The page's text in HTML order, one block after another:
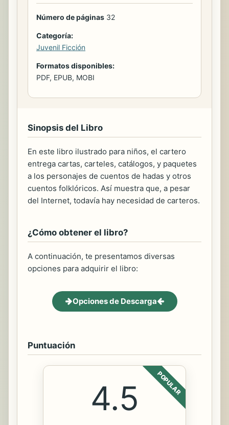
Número de páginas 32
Categoría:
Juvenil Ficción
Formatos disponibles:
PDF, EPUB, MOBI
Sinopsis del Libro
En este libro ilustrado para niños, el cartero
entrega cartas, carteles, catálogos, y paquetes
a los personajes de cuentos de hadas y otros
cuentos folklóricos. Así muestra que, a pesar
del Internet, todavía hay necesidad de carteros.
¿Cómo obtener el libro?
A continuación, te presentamos diversas
opciones para adquirir el libro:
Opciones de Descarga
Puntuación
POPULAR
4.5